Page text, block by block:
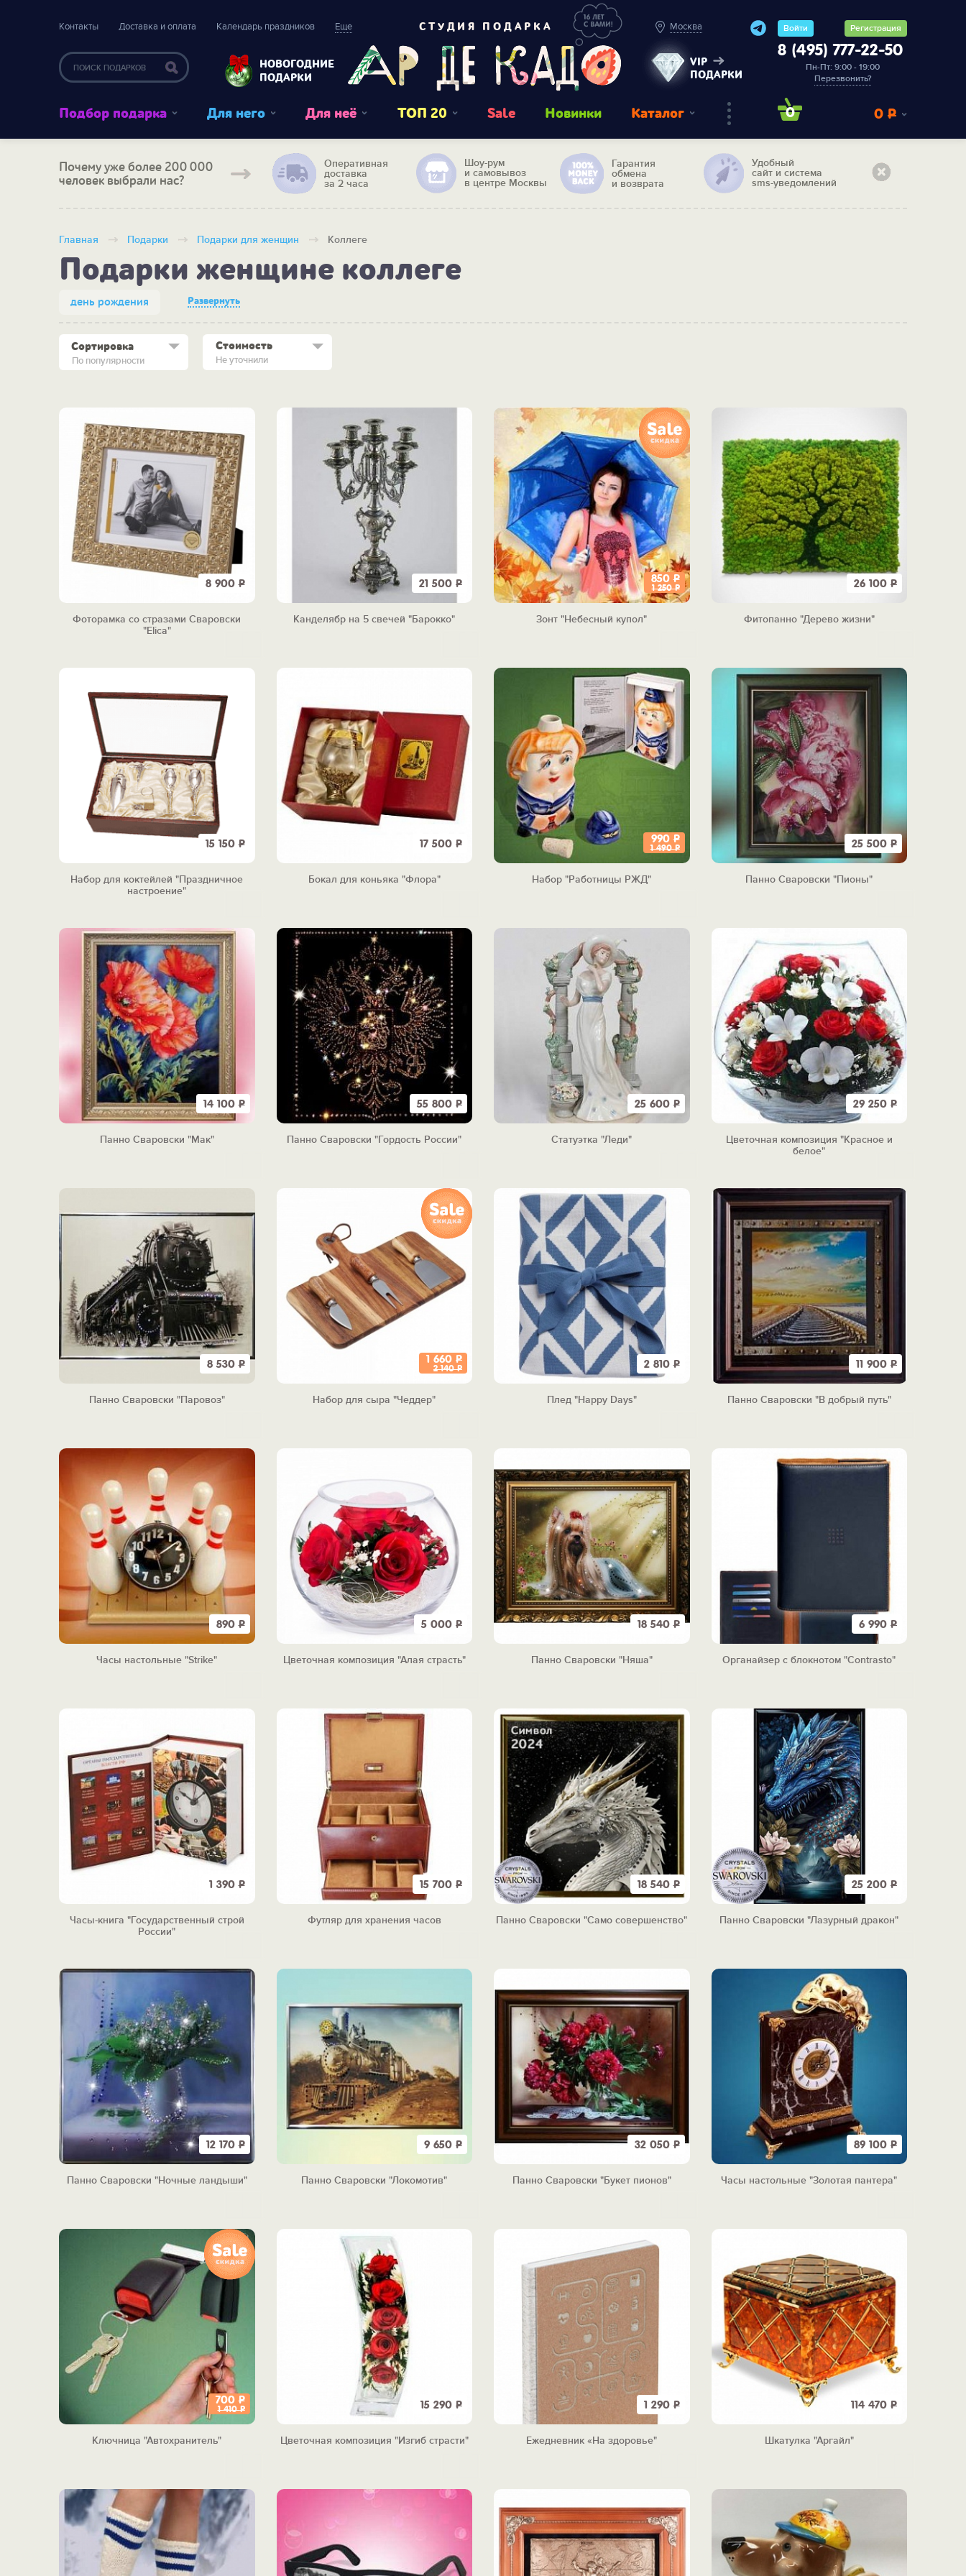
Контакты Доставка и оплата Календарь праздников Еще
НОВОГОДНИЕ
ПОДАРКИ
СТУДИЯ ПОДАРКА Москва
VIP
ПОДАРКИ
Войти Регистрация
8 (495) 777-22-50
Пн-Пт: 9:00 - 19:00
Перезвонить?
Подбор подарка Для него Для неё ТОП 20 Sale Новинки Каталог 0 0 Р
Почему уже более 200 000
человек выбрали нас?
Оперативная
доставка
за 2 часа
Шоу-рум
и самовывоз
в центре Москвы
Гарантия
обмена
и возврата
Удобный
сайт и система
sms-уведомлений
Главная Подарки Подарки для женщин Коллеге
Подарки женщине коллеге
день рождения Развернуть
По популярности
Сортировка Стоимость
Не уточнили
8 900Р
Фоторамка со стразами Сваровски
"Elica"
21 500 Р
Канделябр на 5 свечей "Барокко"
850Р
1 250Р
Зонт "Небесный купол"
26 100 Р
Фитопанно "Дерево жизни"
15 150Р
Набор для коктейлей "Праздничное
настроение"
17 500 Р
Бокал для коньяка "Флора"
990Р
1 490Р
Набор "Работницы РЖД"
25 500 Р
Панно Сваровски "Пионы"
14 100Р
Панно Сваровски "Мак"
55 800 Р
Панно Сваровски "Гордость России"
25 600Р
Статуэтка "Леди"
29 250 Р
Цветочная композиция "Красное и
белое"
8 530Р
Панно Сваровски "Паровоз"
1 660 Р
2 140Р
Набор для сыра "Чеддер"
2 810Р
Плед "Happy Days"
11 900 Р
Панно Сваровски "В добрый путь"
890Р
Часы настольные "Strike"
5 000 Р
Цветочная композиция "Алая страсть"
18 540Р
Панно Сваровски "Няша"
6 990 Р
Органайзер с блокнотом "Contrasto"
1 390Р
Часы-книга "Государственный строй
России"
15 700 Р
Футляр для хранения часов
18 540Р
Панно Сваровски "Само совершенство"
25 200 Р
Панно Сваровски "Лазурный дракон"
12 170Р
Панно Сваровски "Ночные ландыши"
9 650 Р
Панно Сваровски "Локомотив"
32 050Р
Панно Сваровски "Букет пионов"
89 100 Р
Часы настольные "Золотая пантера"
700Р
1 410Р
Ключница "Автохранитель"
15 290 Р
Цветочная композиция "Изгиб страсти"
1 290Р
Ежедневник «На здоровье"
114 470 Р
Шкатулка "Аргайл"